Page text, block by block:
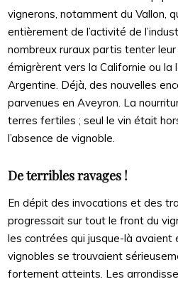
vignerons, notamment du Vallon,
entièrement de l’activité de
nombreux ruraux partis tenter leur
émigrèrent vers la Californie ou
Argentine. Déjà, des nouvelles
parvenues en Aveyron. La
terres fertiles ; seul le vin était
l’absence de vignoble.
De terribles ravages !
En dépit des invocations et des
progressait sur tout le front du
les contrées qui jusque-là avaient
vignobles se trouvaient
fortement atteints. Les